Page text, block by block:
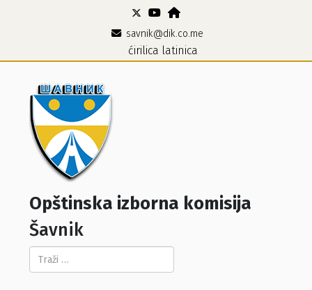
savnik@dik.co.me
ćirilica latinica
Opštinska izborna komisija
Šavnik
Pretraga...